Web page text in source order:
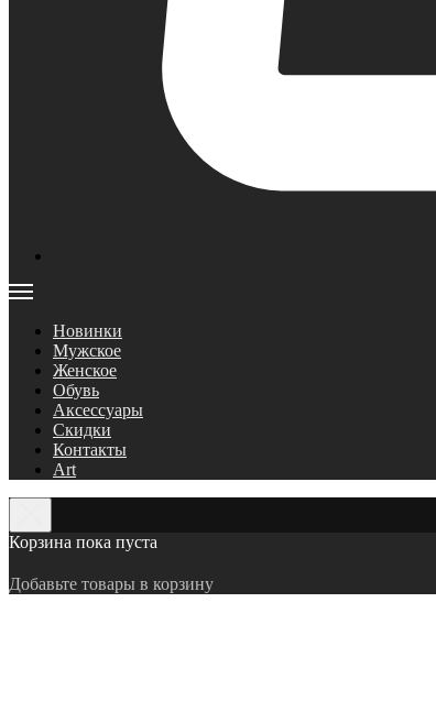
Новинки
Мужское
Женское
Обувь
Аксессуары
Скидки
Контакты
Art
Корзина пока пуста
Добавьте товары в корзину